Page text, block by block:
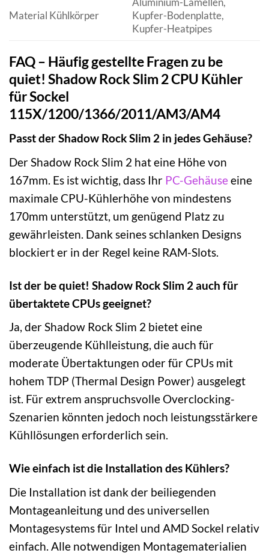
Material Kühlkörper
Kupfer-Bodenplatte,
Kupfer-Heatpipes
FAQ – Häufig gestellte Fragen zu be
quiet! Shadow Rock Slim 2 CPU Kühler
für Sockel
115X/1200/1366/2011/AM3/AM4
Passt der Shadow Rock Slim 2 in jedes Gehäuse?
Der Shadow Rock Slim 2 hat eine Höhe von
167mm. Es ist wichtig, dass Ihr PC-Gehäuseeine
maximale CPU-Kühlerhöhe von mindestens
170mm unterstützt, um genügend Platz zu
gewährleisten. Dank seines schlanken Designs
blockiert er in der Regel keine RAM-Slots.
Ist der be quiet! Shadow Rock Slim 2 auch für
übertaktete CPUs geeignet?
Ja, der Shadow Rock Slim 2 bietet eine
überzeugende Kühlleistung, die auch für
moderate Übertaktungen oder für CPUs mit
hohem TDP (Thermal Design Power) ausgelegt
ist. Für extrem anspruchsvolle Overclocking-
Szenarien könnten jedoch noch leistungsstärkere
Kühllösungen erforderlich sein.
Wie einfach ist die Installation des Kühlers?
Die Installation ist dank der beiliegenden
Montageanleitung und des universellen
Montagesystems für Intel und AMD Sockel relativ
einfach. Alle notwendigen Montagematerialien